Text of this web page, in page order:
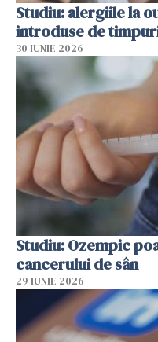
Studiu: alergiile la
introduse de
30 IUNIE 2026
Studiu: Ozempic
cancerului de sân
29 IUNIE 2026